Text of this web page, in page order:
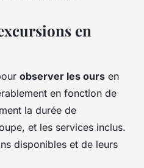
en
observer les ours en
en fonction de
la durée de
et les services inclus.
disponibles et de leurs